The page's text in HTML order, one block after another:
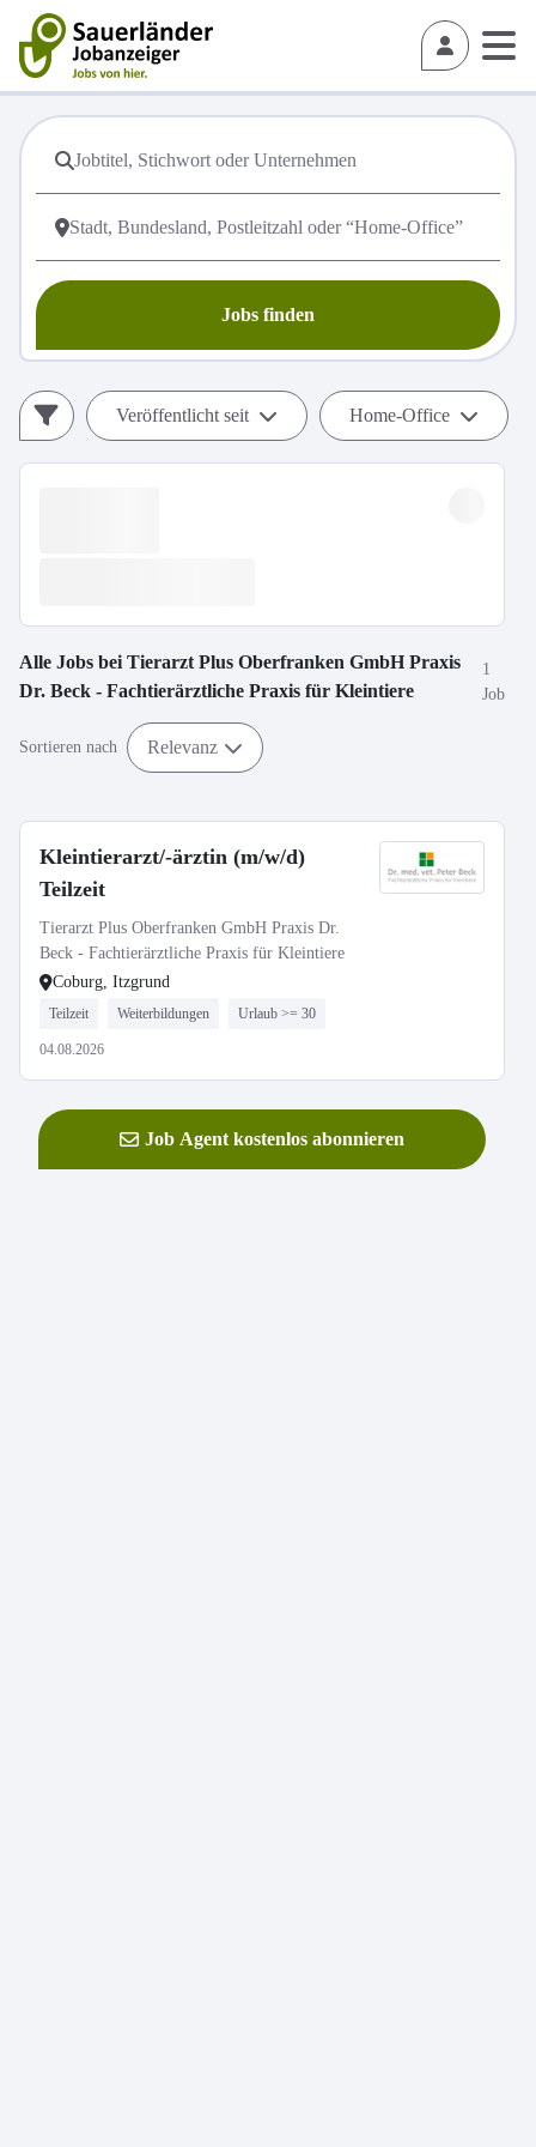
Jobs finden
Veröffentlicht seit Home-Office
Alle Jobs bei Tierarzt Plus Oberfranken GmbH Praxis
Dr. Beck - Fachtierärztliche Praxis für Kleintiere
1
Job
Sortieren nach Relevanz
Kleintierarzt/-ärztin (m/w/d)
Teilzeit
Tierarzt Plus Oberfranken GmbH Praxis Dr.
Beck - Fachtierärztliche Praxis für Kleintiere
Coburg, Itzgrund
Teilzeit Weiterbildungen Urlaub >= 30
04.08.2026
Job Agent kostenlos abonnieren